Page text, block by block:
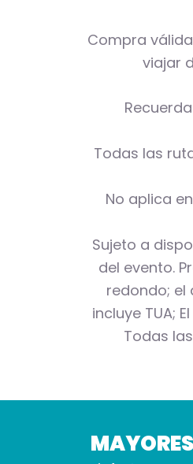
Compra
viajar
Todas las
No aplica
Sujeto a
del evento.
redondo; el
incluye TUA;
Todas